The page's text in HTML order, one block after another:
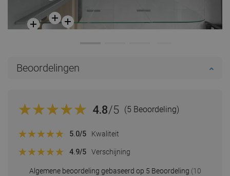
Beoordelingen
4.8/5 (5 Beoordeling)
Algemene beoordeling gebaseerd op 5 Beoordeling (10
5.0/5 Kwaliteit
4.9/5 Verschijning